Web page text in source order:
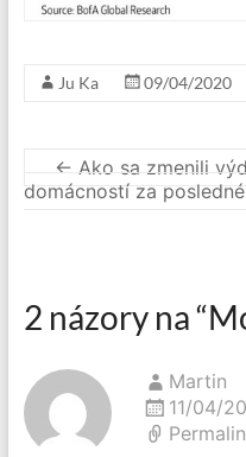
Ju Ka 09/04/2020
← Ako sa zmenili
domácností za
2 názory na “
Martin
11/04/